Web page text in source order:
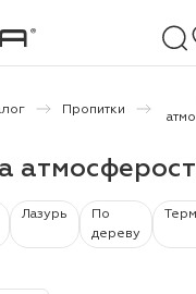
Пропитки
Лазурь
По
дереву